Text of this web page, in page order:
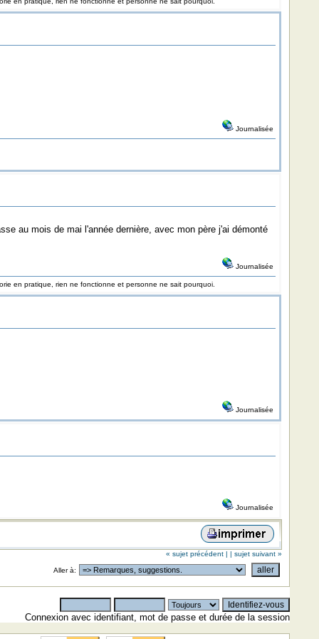
Journalisée
au mois de mai l'année dernière, avec mon père j'ai démonté
Journalisée
en pratique, rien ne fonctionne et personne ne sait pourquoi.
Journalisée
Journalisée
« sujet précédent | | sujet suivant »
Aller à:
Connexion avec identifiant, mot de passe et durée de la session